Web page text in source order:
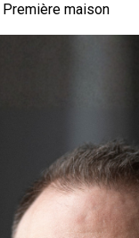
Première maison